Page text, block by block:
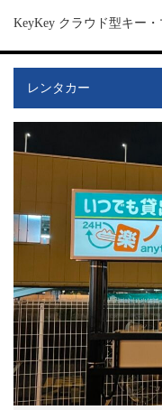
KeyKey クラウド型キー
レンタカー